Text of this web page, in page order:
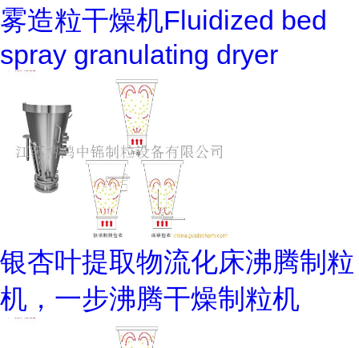
雾造粒干燥机Fluidized bed
spray granulating dryer
银杏叶提取物流化床沸腾制粒
机，一步沸腾干燥制粒机